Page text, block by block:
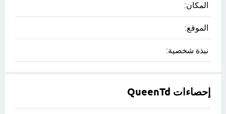
المكان:
الموقع:
نبذة شخصية:
إحصاءات QueenTd